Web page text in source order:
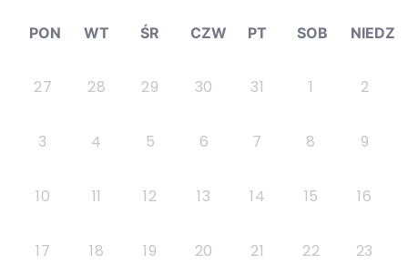
PON WT ŚR CZW PT SOB NIEDZ
27 28 29 30 31 1 2
3 4 5 6 7 8 9
10 11 12 13 14 15 16
17 18 19 20 21 22 23